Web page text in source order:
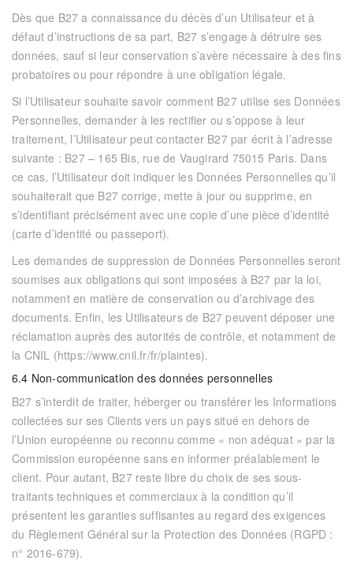
Dès que B27 a connaissance du décès d’un Utilisateur et à
défaut d’instructions de sa part, B27 s’engage à détruire ses
données, sauf si leur conservation s’avère nécessaire à des fins
probatoires ou pour répondre à une obligation légale.
Si l’Utilisateur souhaite savoir comment B27utilise ses Données
Personnelles, demander à les rectifier ou s’oppose à leur
traitement, l’Utilisateur peut contacter B27par écrit à l’adresse
suivante : B27 – 165 Bis, rue de Vaugirard 75015 Paris. Dans
ce cas, l’Utilisateur doit indiquer les Données Personnelles qu’il
souhaiterait que B27 corrige, mette à jour ou supprime, en
s’identifiant précisément avec une copie d’une pièce d’identité
(carte d’identité ou passeport).
Les demandes de suppression de Données Personnelles seront
soumises aux obligations qui sont imposées à B27 par la loi,
notamment en matière de conservation ou d’archivage des
documents. Enfin, les Utilisateurs de B27 peuvent déposer une
réclamation auprès des autorités de contrôle, et notamment de
la CNIL (https://www.cnil.fr/fr/plaintes).
6.4 Non-communication des données personnelles
B27 s’interdit de traiter, héberger ou transférer les Informations
collectées sur ses Clients vers un pays situé en dehors de
l’Union européenne ou reconnu comme « non adéquat » par la
Commission européenne sans en informer préalablement le
client. Pour autant, B27reste libre du choix de ses sous-
traitants techniques et commerciaux à la condition qu’il
présentent les garanties suffisantes au regard des exigences
du Règlement Général sur la Protection des Données (RGPD :
n° 2016-679).